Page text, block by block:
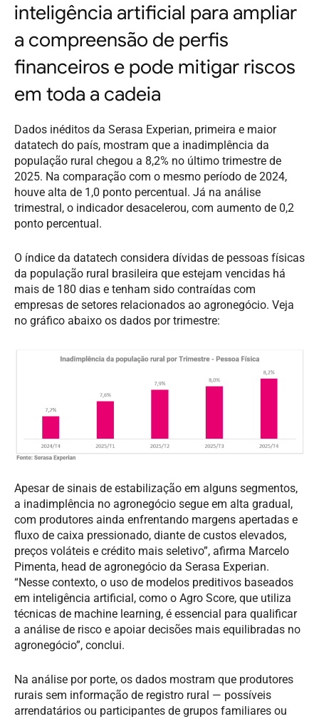
inteligência artificial para ampliar
a compreensão de perfis
financeiros e pode mitigar riscos
em toda a cadeia
Dados inéditos da Serasa Experian, primeira e maior
datatech do país, mostram que a inadimplência da
população rural chegou a 8,2% no último trimestre de
2025. Na comparação com o mesmo período de 2024,
houve alta de 1,0 ponto percentual. Já na análise
trimestral, o indicador desacelerou, com aumento de 0,2
ponto percentual.
O índice da datatech considera dívidas de pessoas físicas
da população rural brasileira que estejam vencidas há
mais de 180 dias e tenham sido contraídas com
empresas de setores relacionados ao agronegócio. Veja
no gráfico abaixo os dados por trimestre:
Apesar de sinais de estabilização em alguns segmentos,
a inadimplência no agronegócio segue em alta gradual,
com produtores ainda enfrentando margens apertadas e
fluxo de caixa pressionado, diante de custos elevados,
preços voláteis e crédito mais seletivo”, afirma Marcelo
Pimenta, head de agronegócio da Serasa Experian.
“Nesse contexto, o uso de modelos preditivos baseados
em inteligência artificial, como o Agro Score, que utiliza
técnicas de machine learning, é essencial para qualificar
a análise de risco e apoiar decisões mais equilibradas no
agronegócio”, conclui.
Na análise por porte, os dados mostram que produtores
rurais sem informação de registro rural — possíveis
arrendatários ou participantes de grupos familiares ou